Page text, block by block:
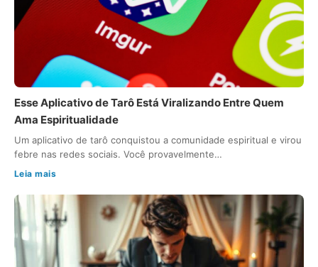
Esse Aplicativo de Tarô Está Viralizando Entre Quem
Ama Espiritualidade
Um aplicativo de tarô conquistou a comunidade espiritual e virou
febre nas redes sociais. Você provavelmente…
Leia mais